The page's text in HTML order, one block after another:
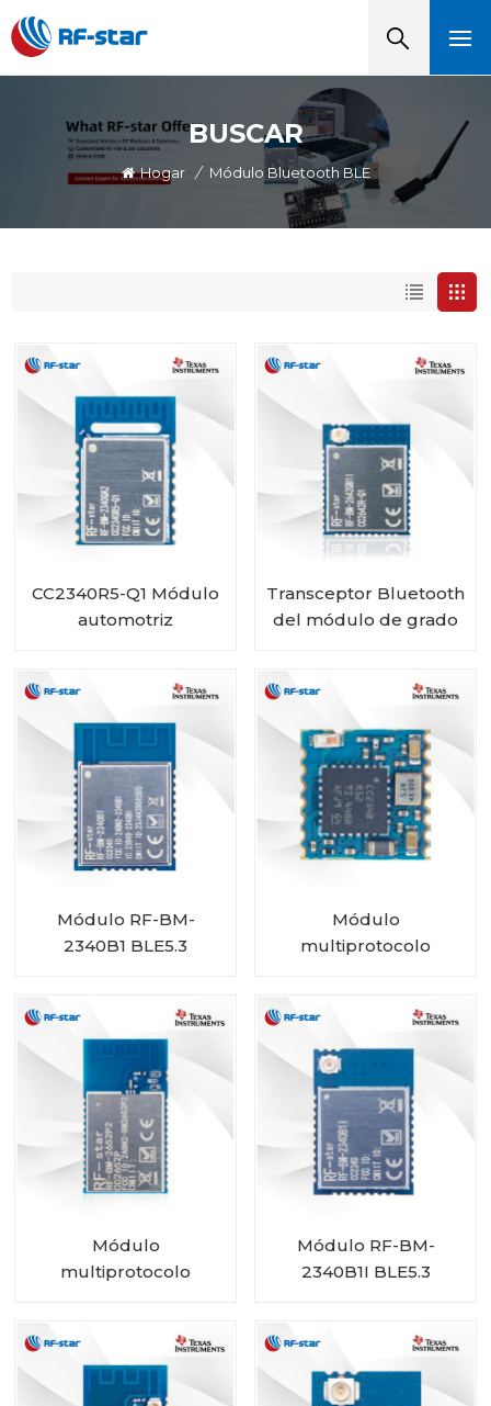
BUSCAR
Hogar / Módulo Bluetooth BLE
CC2340R5-Q1 Módulo
automotriz
BM-2340QB1
Transceptor Bluetooth
del módulo de grado
Módulo RF-BM-
2340B1 BLE5.3
Módulo
multiprotocolo
Módulo
multiprotocolo
Módulo RF-BM-
2340B1I BLE5.3